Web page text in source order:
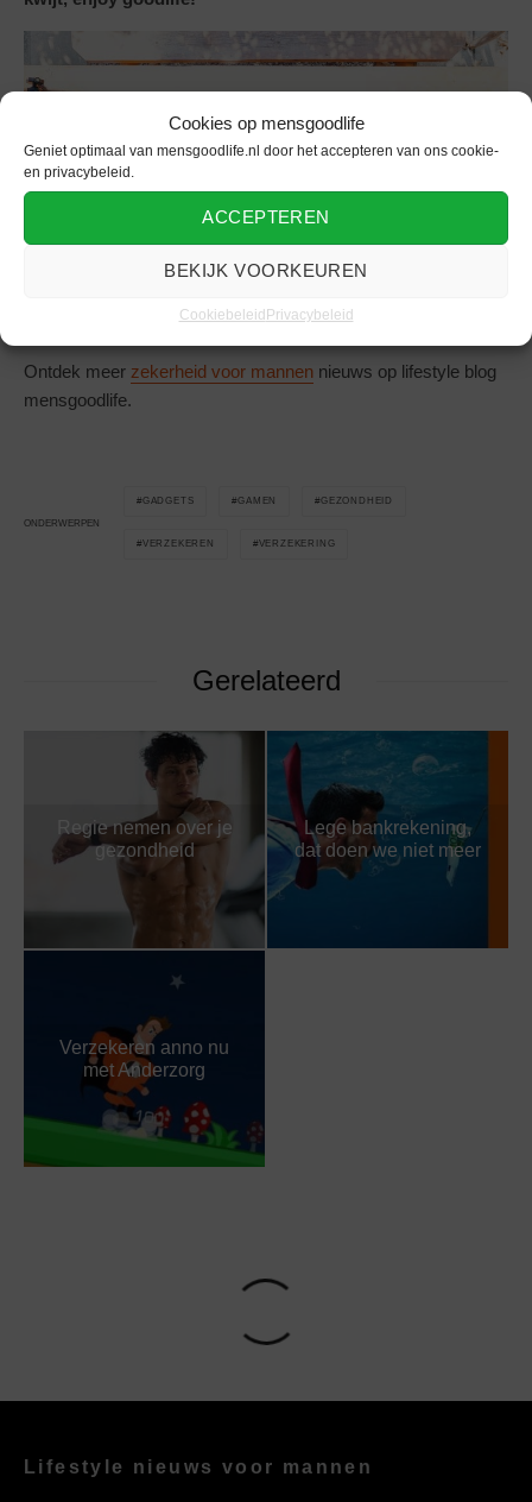
Cookies op mensgoodlife
Geniet optimaal van mensgoodlife.nl door het accepteren van ons cookie-
en privacybeleid.
ACCEPTEREN
BEKIJK VOORKEUREN
CookiebeleidPrivacybeleid
Ontdek meer zekerheid voor mannen nieuws op lifestyle blog
mensgoodlife.
ONDERWERPEN
GADGETS GAMEN GEZONDHEID
VERZEKEREN VERZEKERING
Gerelateerd
Regie nemen over je
gezondheid
Lege bankrekening,
dat doen we niet meer
Verzekeren anno nu
met Anderzorg
Lifestyle nieuws voor mannen